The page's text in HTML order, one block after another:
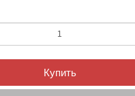
Купить